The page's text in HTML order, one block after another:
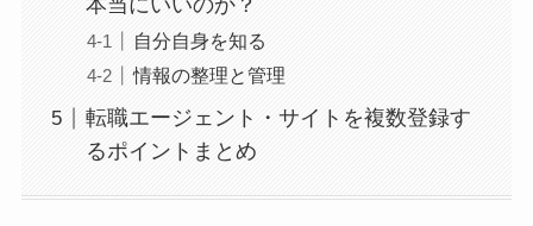
本当にいいのか？
自分自身を知る
情報の整理と管理
転職エージェント・サイトを複数登録す
るポイントまとめ